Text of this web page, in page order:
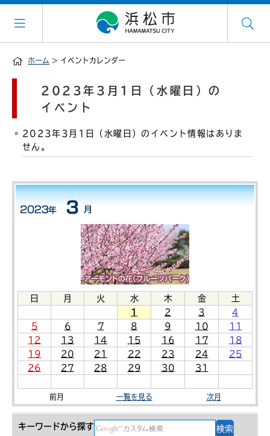
ホーム > イベントカレンダー
日 月 火 水 木 金
土
1
2 3
4
5
6 7 8 9 10
11
12
13 14 15 16 17
18
19
20 21 22 23 24
25
26
27 28 29 30 31
前月 一覧を見る 次月
キーワードから探す
2023年3月1日（水曜日）の
イベント
2023年3月1日（水曜日）のイベント情報はありま
せん。